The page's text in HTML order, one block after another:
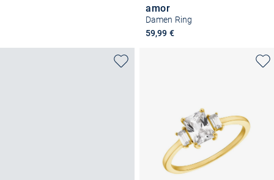
amor
Damen Ring
59,99 €